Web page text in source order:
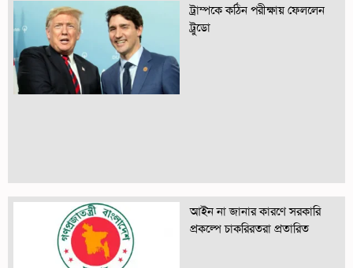
ট্রাম্পকে কঠিন পরীক্ষায় ফেললেন
ট্রুডো
আইন না জানার কারণে সরকারি
প্রকল্পে চাকরিরতরা প্রতারিত